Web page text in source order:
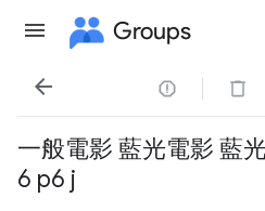
Groups

一般電影 藍光電影 藍
6 p6 j